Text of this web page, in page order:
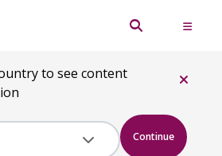
to see content
Continue